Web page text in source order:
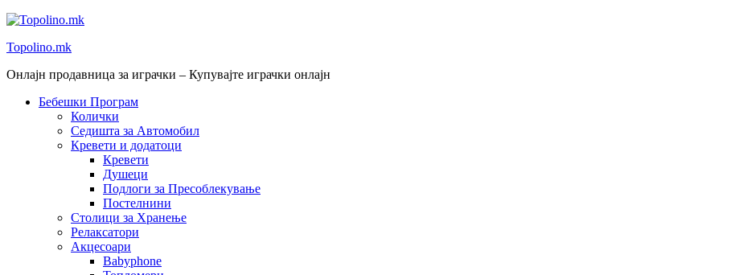
Topolino.mk
Онлајн продавница за играчки – Купувајте играчки онлајн
Бебешки Програм
Колички
Седишта за Автомобил
Кревети и додатоци
Кревети
Душеци
Подлоги за Пресоблекување
Постелнини
Столици за Хранење
Релаксатори
Акцесоари
Babyphone